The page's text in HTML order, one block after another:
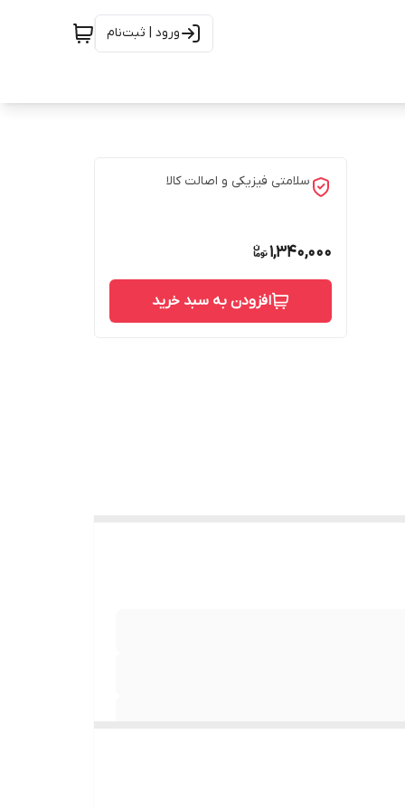
ورود | ثبت‌نام
سلامتی فیزیکی و اصالت کالا
1,340,000
افزودن به سبد خرید